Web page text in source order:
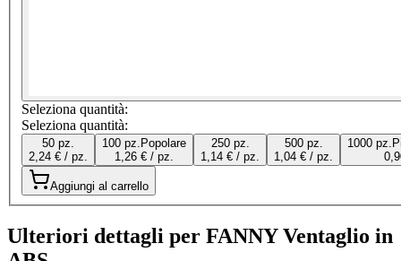
Seleziona quantità:
Seleziona quantità:
50 pz.
2,24 € / pz.
100 pz. Popolare
1,26 € / pz.
250 pz.
1,14 € / pz.
500 pz.
1,04 € / pz.
1000 pz.
Aggiungi al carrello
Ulteriori dettagli per FANNY Ventaglio in